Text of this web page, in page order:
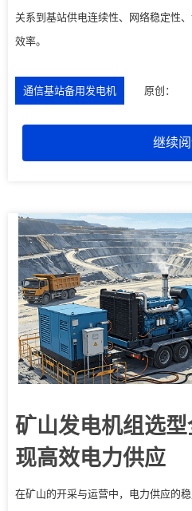
关系到基站供电连续性、网络稳定性
效率。
通信基站备用发电机 原创：
继续
矿山发电机组选
现高效电力供应
在矿山的开采与运营中，电力供应的